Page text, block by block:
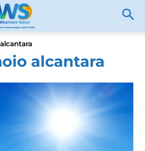
alcantara